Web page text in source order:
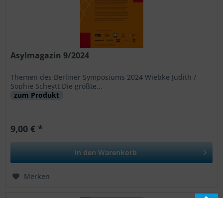
Asylmagazin 9/2024
Themen des Berliner Symposiums 2024 Wiebke Judith /
Sophie Scheytt Die größte...
zum Produkt
9,00 € *
In den Warenkorb
Merken